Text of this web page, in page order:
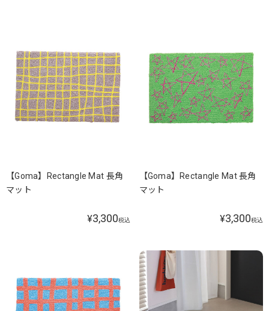
【Goma】Rectangle Mat 長角
マット
¥3,300税込
【Goma】Rectangle Mat 長角
マット
¥3,300税込